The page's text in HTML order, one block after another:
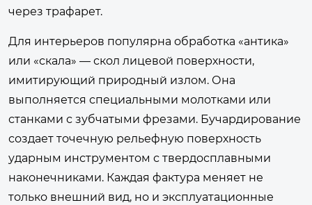
через трафарет.
Для интерьеров популярна обработка «антика»
или «скала» — скол лицевой поверхности,
имитирующий природный излом. Она
выполняется специальными молотками или
станками с зубчатыми фрезами. Бучардирование
создает точечную рельефную поверхность
ударным инструментом с твердосплавными
наконечниками. Каждая фактура меняет не
только внешний вид, но и эксплуатационные